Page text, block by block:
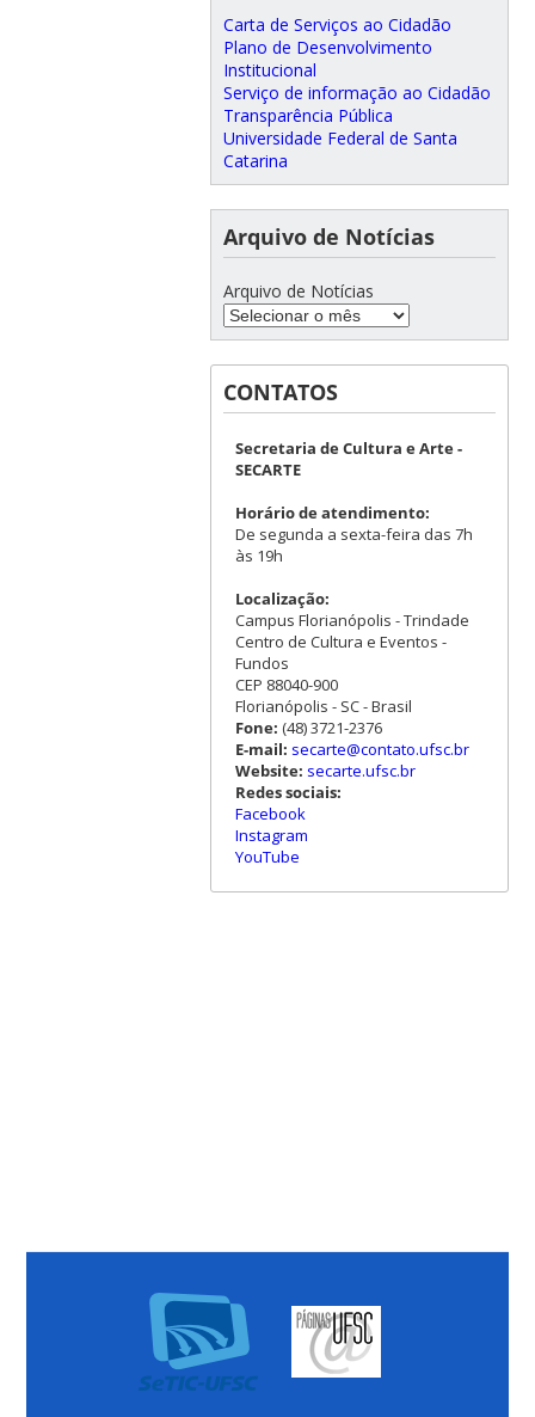
Carta de Serviços ao Cidadão
Plano de Desenvolvimento
Institucional
Serviço de informação ao Cidadão
Transparência Pública
Universidade Federal de Santa
Catarina
Arquivo de Notícias
Arquivo de Notícias
CONTATOS
Secretaria de Cultura e Arte -
SECARTE
Horário de atendimento:
De segunda a sexta-feira das 7h
às 19h
Localização:
Campus Florianópolis - Trindade
Centro de Cultura e Eventos -
Fundos
CEP 88040-900
Florianópolis - SC - Brasil
Fone: (48) 3721-2376
E-mail: secarte@contato.ufsc.br
Website: secarte.ufsc.br
Redes sociais:
Facebook
Instagram
YouTube